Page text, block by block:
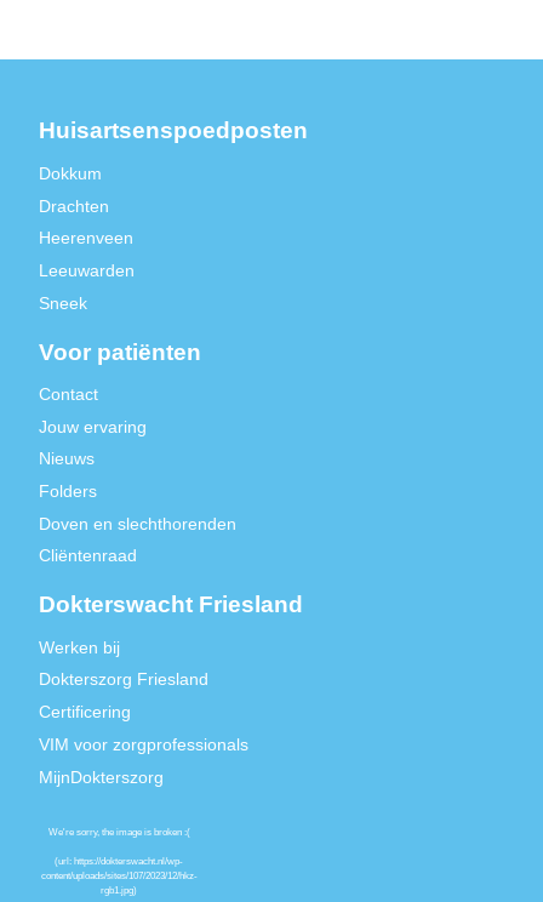
Huisartsenspoedposten
Dokkum
Drachten
Heerenveen
Leeuwarden
Sneek
Voor patiënten
Contact
Jouw ervaring
Nieuws
Folders
Doven en slechthorenden
Cliëntenraad
Dokterswacht Friesland
Werken bij
Dokterszorg Friesland
Certificering
VIM voor zorgprofessionals
MijnDokterszorg